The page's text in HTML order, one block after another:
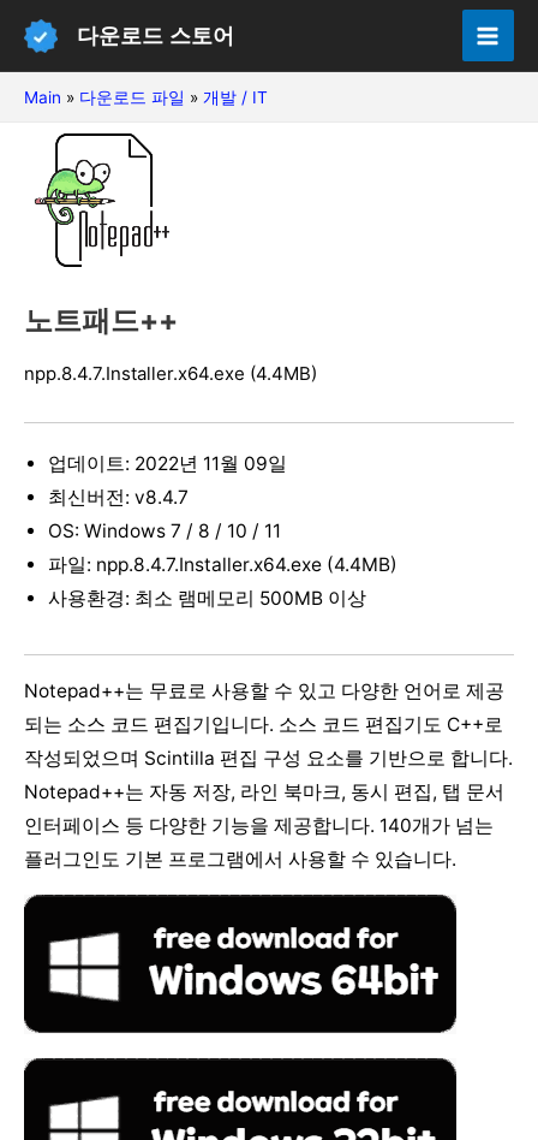
다운로드 스토어
Main » 다운로드 파일 » 개발 / IT
노트패드++
npp.8.4.7.Installer.x64.exe (4.4MB)
업데이트: 2022년 11월 09일
최신버전: v8.4.7
OS: Windows 7 / 8 / 10 / 11
파일: npp.8.4.7.Installer.x64.exe (4.4MB)
사용환경: 최소 램메모리 500MB 이상
Notepad++는 무료로 사용할 수 있고 다양한 언어로 제공
되는 소스 코드 편집기입니다. 소스 코드 편집기도 C++로
작성되었으며 Scintilla 편집 구성 요소를 기반으로 합니다.
Notepad++는 자동 저장, 라인 북마크, 동시 편집, 탭 문서
인터페이스 등 다양한 기능을 제공합니다. 140개가 넘는
플러그인도 기본 프로그램에서 사용할 수 있습니다.